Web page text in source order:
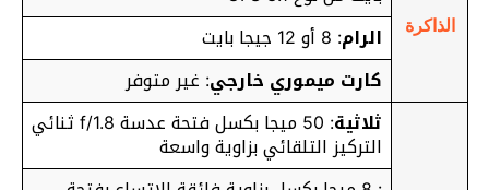
الذاكرة
الرام: 8 أو 12 جيجا بايت
كارت ميموري خارجي: غير متوفر
ثلاثية : 50 ميجا بكسل فتحة عدسة f/1.8 ثنائي
التركيز التلقائي بزاوية واسعة